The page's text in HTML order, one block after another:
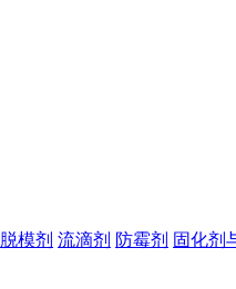
脱模剂 流滴剂 防霉剂 固化剂